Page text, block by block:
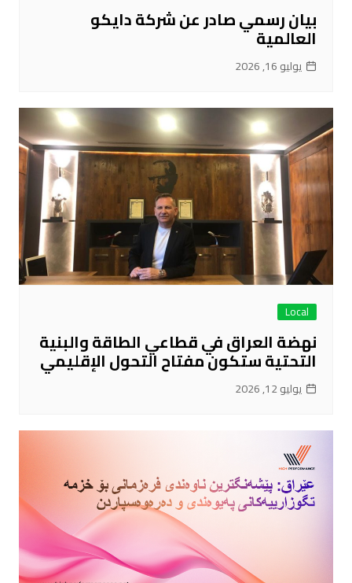
بيان رسمي صادر عن شركة دايكو
العالمية
يوليو 16, 2026
Local
نهضة العراق في قطاعي الطاقة والبنية
التحتية ستكون مفتاح التحول الإقليمي
يوليو 12, 2026